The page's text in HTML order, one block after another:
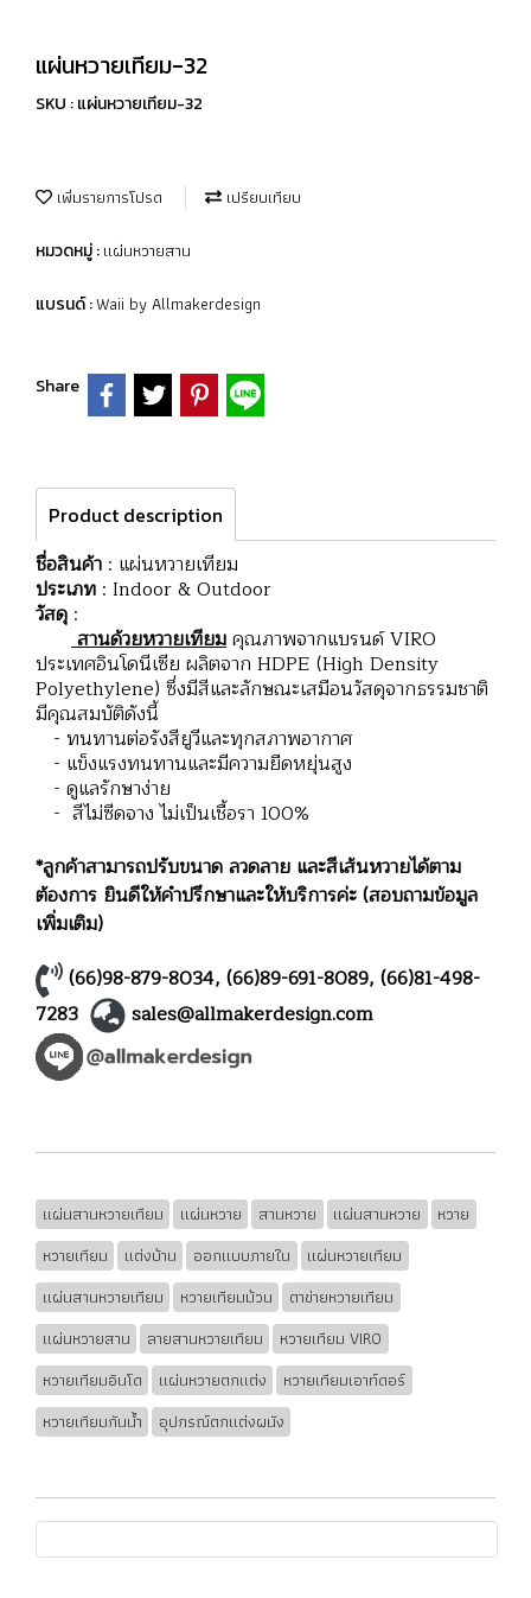
แผ่นหวายเทียม-32
SKU : แผ่นหวายเทียม-32
เพิ่มรายการโปรด เปรียบเทียบ
หมวดหมู่ :แผ่นหวายสาน
แบรนด์ :Waii by Allmakerdesign
Share
Product description
ชื่อสินค้า : แผ่นหวายเทียม
ประเภท : Indoor & Outdoor
วัสดุ :
สานด้วยหวายเทียมคุณภาพจากแบรนด์ VIRO
ประเทศอินโดนีเซีย ผลิตจาก HDPE (High Density
Polyethylene) ซึ่งมีสีและลักษณะเสมือนวัสดุจากธรรมชาติ
มีคุณสมบัติดังนี้
- ทนทานต่อรังสียูวีและทุกสภาพอากาศ
- แข็งแรงทนทานและมีความยืดหยุ่นสูง
- ดูแลรักษาง่าย
- สีไม่ซีดจาง ไม่เป็นเชื้อรา 100%
*ลูกค้าสามารถปรับขนาด ลวดลาย และสีเส้นหวายได้ตาม
ต้องการ ยินดีให้คำปรึกษาและให้บริการค่ะ (สอบถามข้อมูล
เพิ่มเติม)
(66)98-879-8034, (66)89-691-8089, (66)81-498-
7283
sales@allmakerdesign.com
แผ่นสานหวายเทียม แผ่นหวาย สานหวาย แผ่นสานหวาย
หวาย
หวายเทียม
แต่งบ้าน ออกแบบภายใน
แผ่นหวายเทียม
แผ่นสานหวายเทียม
หวายเทียมม้วน
ตาข่ายหวายเทียม
แผ่นหวายสาน
ลายสานหวายเทียม
หวายเทียม VIRO
หวายเทียมอินโด
แผ่นหวายตกแต่ง
หวายเทียมเอาท์ดอร์
หวายเทียมกันน้ำ
อุปกรณ์ตกแต่งผนัง